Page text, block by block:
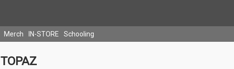
Merch IN-STORE Schooling
TOPAZ